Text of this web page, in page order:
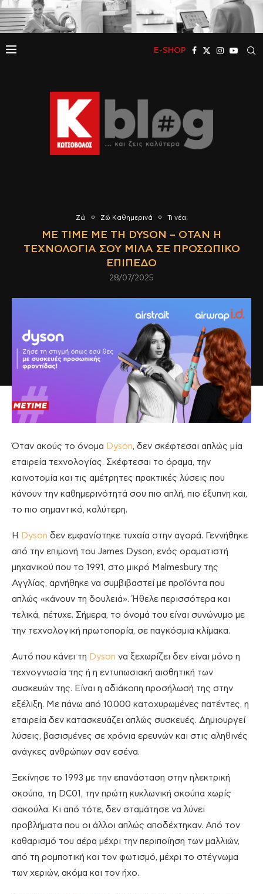
E-SHOP
Ζώ Ζώ Καθημερινά Τι νέα;
ME TIME ΜΕ ΤΗ DYSON – ΌΤΑΝ Η
ΤΕΧΝΟΛΟΓΊΑ ΣΟΥ ΜΙΛΆ ΣΕ ΠΡΟΣΩΠΙΚΌ
ΕΠΊΠΕΔΟ
28/07/2025
Όταν ακούς το όνομα Dyson, δεν σκέφτεσαι απλώς μία
εταιρεία τεχνολογίας. Σκέφτεσαι το όραμα, την
καινοτομία και τις αμέτρητες πρακτικές λύσεις που
κάνουν την καθημερινότητά σου πιο απλή, πιο έξυπνη και,
το πιο σημαντικό, καλύτερη.
Η Dyson δεν εμφανίστηκε τυχαία στην αγορά. Γεννήθηκε
από την επιμονή του James Dyson, ενός οραματιστή
μηχανικού που το 1991, στο μικρό Malmesbury της
Αγγλίας, αρνήθηκε να συμβιβαστεί με προϊόντα που
απλώς «κάνουν τη δουλειά». Ήθελε περισσότερα και
τελικά, πέτυχε. Σήμερα, το όνομά του είναι συνώνυμο με
την τεχνολογική πρωτοπορία, σε παγκόσμια κλίμακα.
Αυτό που κάνει τη Dyson να ξεχωρίζει δεν είναι μόνο η
τεχνογνωσία της ή η εντυπωσιακή αισθητική των
συσκευών της. Είναι η αδιάκοπη προσήλωσή της στην
εξέλιξη. Με πάνω από 10.000 κατοχυρωμένες πατέντες, η
εταιρεία δεν κατασκευάζει απλώς συσκευές. Δημιουργεί
λύσεις, βασισμένες σε χρόνια ερευνών και στις αληθινές
ανάγκες ανθρώπων σαν εσένα.
Ξεκίνησε το 1993 με την επανάσταση στην ηλεκτρική
σκούπα, τη DC01, την πρώτη κυκλωνική σκούπα χωρίς
σακούλα. Κι από τότε, δεν σταμάτησε να λύνει
προβλήματα που οι άλλοι απλώς αποδέχτηκαν. Από τον
καθαρισμό του αέρα μέχρι την περιποίηση των μαλλιών,
από τη ρομποτική και τον φωτισμό, μέχρι το στέγνωμα
των χεριών, ακόμα και τον ήχο.